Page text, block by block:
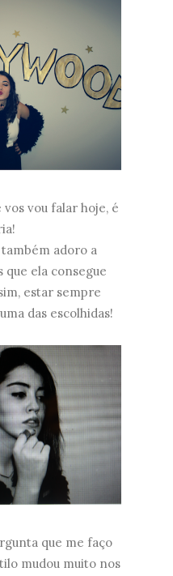
vou falar hoje, é
adoro a
que ela consegue
estar sempre
das escolhidas!
que me faço
mudou muito nos